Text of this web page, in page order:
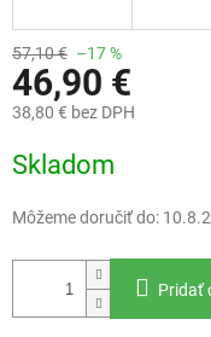
57,10 € –17 %
46,90 €
38,80 € bez DPH
cena:
Skladom
Môžeme doručiť do:
Pridať